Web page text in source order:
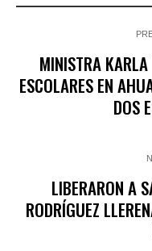
MINISTRA
ESCOLARES EN
DOS
LIBERARON A
RODRÍGUEZ